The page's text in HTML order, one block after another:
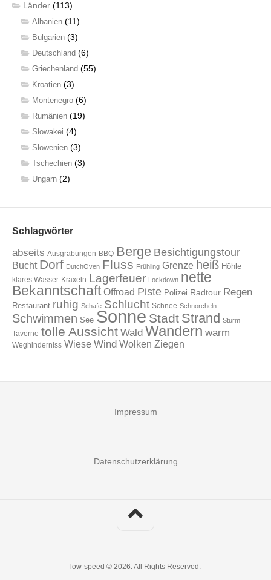
Länder (113)
Albanien (11)
Bulgarien (3)
Deutschland (6)
Griechenland (55)
Kroatien (3)
Montenegro (6)
Rumänien (19)
Slowakei (4)
Slowenien (3)
Tschechien (3)
Ungarn (2)
Schlagwörter
abseits Ausgrabungen BBQ Berge Besichtigungstour
Bucht Dorf DutchOven Fluss Frühling Grenze heiß Höhle
klares Wasser Kraxeln Lagerfeuer Lockdown nette
Bekanntschaft Offroad Piste Polizei Radtour Regen
Restaurant ruhig Schafe Schlucht Schnee Schnorcheln
Schwimmen See Sonne Stadt Strand Sturm
Taverne tolle Aussicht Wald Wandern warm
Weghinderniss Wiese Wind Wolken Ziegen
Impressum
Datenschutzerklärung
low-speed © 2026. All Rights Reserved.